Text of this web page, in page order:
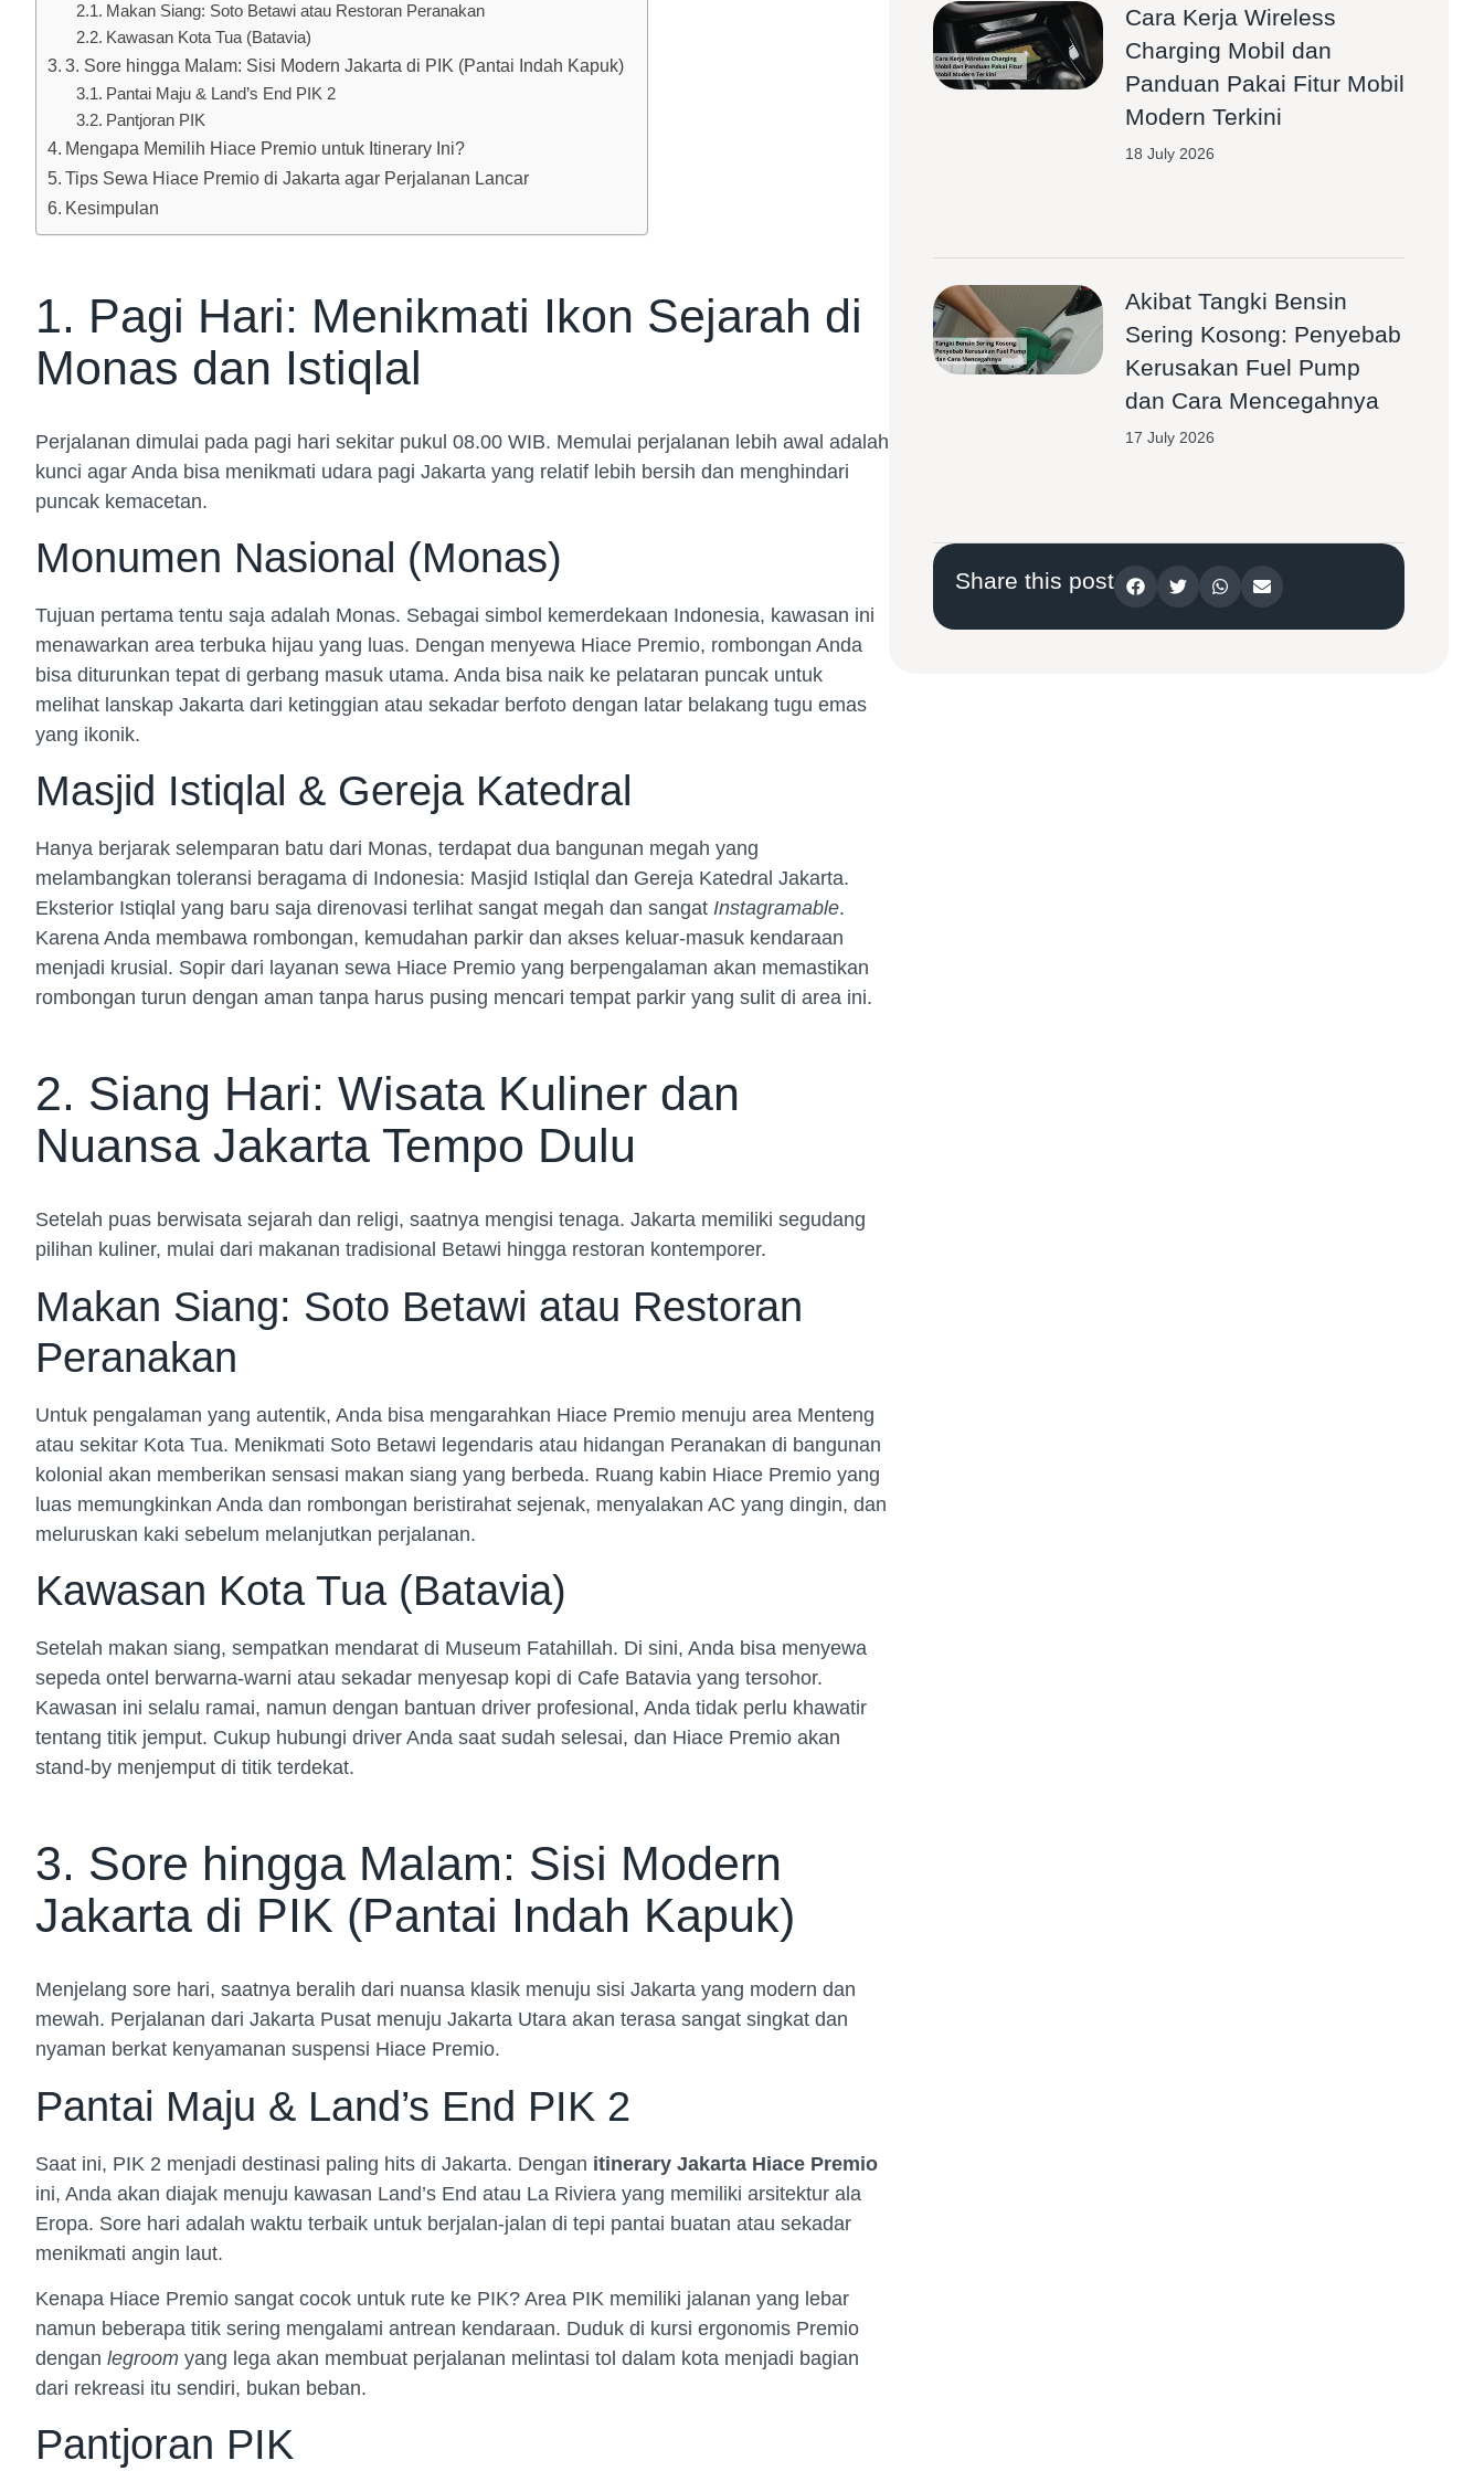
Makan Siang: Soto Betawi atau Restoran Peranakan
Kawasan Kota Tua (Batavia)
3. Sore hingga Malam: Sisi Modern Jakarta di PIK (Pantai Indah Kapuk)
Pantai Maju & Land’s End PIK 2
Pantjoran PIK
Mengapa Memilih Hiace Premio untuk Itinerary Ini?
Tips Sewa Hiace Premio di Jakarta agar Perjalanan Lancar
Kesimpulan
1. Pagi Hari: Menikmati Ikon Sejarah di
Monas dan Istiqlal
Perjalanan dimulai pada pagi hari sekitar pukul 08.00 WIB. Memulai perjalanan lebih awal adalah
kunci agar Anda bisa menikmati udara pagi Jakarta yang relatif lebih bersih dan menghindari
puncak kemacetan.
Monumen Nasional (Monas)
Tujuan pertama tentu saja adalah Monas. Sebagai simbol kemerdekaan Indonesia, kawasan ini
menawarkan area terbuka hijau yang luas. Dengan menyewa Hiace Premio, rombongan Anda
bisa diturunkan tepat di gerbang masuk utama. Anda bisa naik ke pelataran puncak untuk
melihat lanskap Jakarta dari ketinggian atau sekadar berfoto dengan latar belakang tugu emas
yang ikonik.
Masjid Istiqlal & Gereja Katedral
Hanya berjarak selemparan batu dari Monas, terdapat dua bangunan megah yang
melambangkan toleransi beragama di Indonesia: Masjid Istiqlal dan Gereja Katedral Jakarta.
Eksterior Istiqlal yang baru saja direnovasi terlihat sangat megah dan sangat Instagramable.
Karena Anda membawa rombongan, kemudahan parkir dan akses keluar-masuk kendaraan
menjadi krusial. Sopir dari layanan sewa Hiace Premio yang berpengalaman akan memastikan
rombongan turun dengan aman tanpa harus pusing mencari tempat parkir yang sulit di area ini.
2. Siang Hari: Wisata Kuliner dan
Nuansa Jakarta Tempo Dulu
Setelah puas berwisata sejarah dan religi, saatnya mengisi tenaga. Jakarta memiliki segudang
pilihan kuliner, mulai dari makanan tradisional Betawi hingga restoran kontemporer.
Makan Siang: Soto Betawi atau Restoran
Peranakan
Untuk pengalaman yang autentik, Anda bisa mengarahkan Hiace Premio menuju area Menteng
atau sekitar Kota Tua. Menikmati Soto Betawi legendaris atau hidangan Peranakan di bangunan
kolonial akan memberikan sensasi makan siang yang berbeda. Ruang kabin Hiace Premio yang
luas memungkinkan Anda dan rombongan beristirahat sejenak, menyalakan AC yang dingin, dan
meluruskan kaki sebelum melanjutkan perjalanan.
Kawasan Kota Tua (Batavia)
Setelah makan siang, sempatkan mendarat di Museum Fatahillah. Di sini, Anda bisa menyewa
sepeda ontel berwarna-warni atau sekadar menyesap kopi di Cafe Batavia yang tersohor.
Kawasan ini selalu ramai, namun dengan bantuan driver profesional, Anda tidak perlu khawatir
tentang titik jemput. Cukup hubungi driver Anda saat sudah selesai, dan Hiace Premio akan
stand-by menjemput di titik terdekat.
3. Sore hingga Malam: Sisi Modern
Jakarta di PIK (Pantai Indah Kapuk)
Menjelang sore hari, saatnya beralih dari nuansa klasik menuju sisi Jakarta yang modern dan
mewah. Perjalanan dari Jakarta Pusat menuju Jakarta Utara akan terasa sangat singkat dan
nyaman berkat kenyamanan suspensi Hiace Premio.
Pantai Maju & Land’s End PIK 2
Saat ini, PIK 2 menjadi destinasi paling hits di Jakarta. Dengan itinerary Jakarta Hiace Premio
ini, Anda akan diajak menuju kawasan Land’s End atau La Riviera yang memiliki arsitektur ala
Eropa. Sore hari adalah waktu terbaik untuk berjalan-jalan di tepi pantai buatan atau sekadar
menikmati angin laut.
Kenapa Hiace Premio sangat cocok untuk rute ke PIK? Area PIK memiliki jalanan yang lebar
namun beberapa titik sering mengalami antrean kendaraan. Duduk di kursi ergonomis Premio
dengan legroom yang lega akan membuat perjalanan melintasi tol dalam kota menjadi bagian
dari rekreasi itu sendiri, bukan beban.
Pantjoran PIK
Cara Kerja Wireless
Charging Mobil dan
Panduan Pakai Fitur Mobil
Modern Terkini
18 July 2026
Akibat Tangki Bensin
Sering Kosong: Penyebab
Kerusakan Fuel Pump
dan Cara Mencegahnya
17 July 2026
Share this post